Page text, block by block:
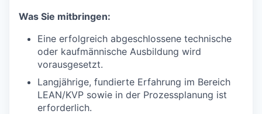
Was Sie mitbringen:
Eine erfolgreich abgeschlossene technische
oder kaufmännische Ausbildung wird
vorausgesetzt.
Langjährige, fundierte Erfahrung im Bereich
LEAN/KVP sowie in der Prozessplanung ist
erforderlich.